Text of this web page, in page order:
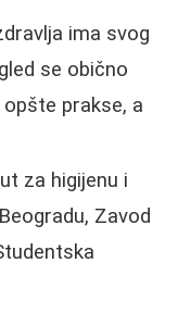
ima svog
se obično
prakse, a
za higijenu i
Zavod